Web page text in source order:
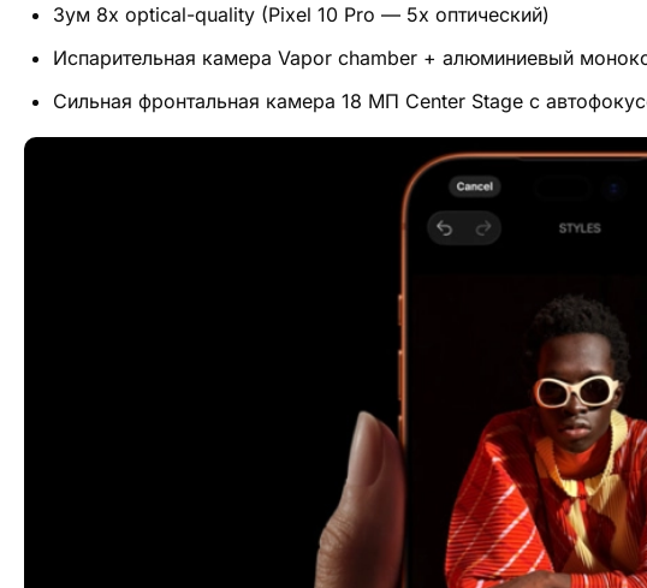
Зум 8x optical-quality (Pixel 10 Pro — 5x оптический)
Испарительная камера Vapor chamber + алюминиевый
Сильная фронтальная камера 18 МП Center Stage с